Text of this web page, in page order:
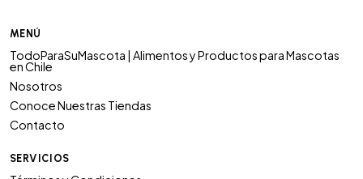
MENÚ
TodoParaSuMascota | Alimentos y Productos para Mascotas
en Chile
Nosotros
Conoce Nuestras Tiendas
Contacto
SERVICIOS